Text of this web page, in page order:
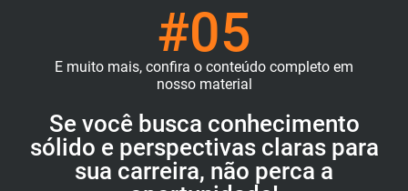
#05
E muito mais, confira o conteúdo completo em
nosso material
Se você busca conhecimento
sólido e perspectivas claras para
sua carreira, não perca a